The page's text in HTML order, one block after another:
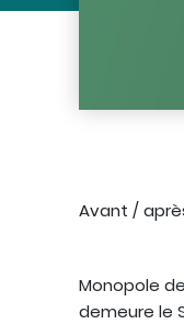
Avant /
Monopole
demeure le